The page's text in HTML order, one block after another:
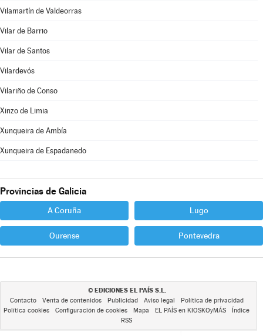
Vilamartín de Valdeorras
Vilar de Barrio
Vilar de Santos
Vilardevós
Vilariño de Conso
Xinzo de Limia
Xunqueira de Ambía
Xunqueira de Espadanedo
Provincias de Galicia
A Coruña Lugo
Ourense Pontevedra
© EDICIONES EL PAÍS S.L.
Contacto Venta de contenidos Publicidad Aviso legal
Política de privacidad
Política cookies
Configuración de cookies Mapa EL PAÍS en KIOSKOyMÁS
Índice
RSS